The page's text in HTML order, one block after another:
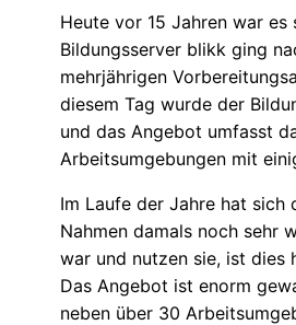
Heute vor 15 Jahren war es
Bildungsserver blikk ging
mehrjährigen
diesem Tag wurde der
und das Angebot umfasst
Arbeitsumgebungen mit
Im Laufe der Jahre hat sich
Nahmen damals noch sehr
war und nutzen sie, ist dies
Das Angebot ist enorm
neben über 30